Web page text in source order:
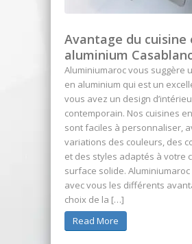
Avantage du cuisine
aluminium
Aluminiumaroc vous suggère
en aluminium qui est un
vous avez un design
contemporain. Nos cuisines
sont faciles à personnaliser,
variations des couleurs, des
et des styles adaptés à votre
surface solide.
avec vous les différents
choix de la […]
Read More